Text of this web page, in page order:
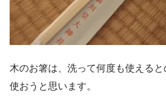
木のお箸は、洗って何度も使える
使おうと思います。